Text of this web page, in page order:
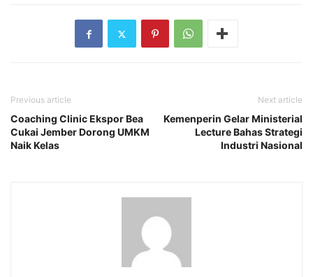
Previous article
Coaching Clinic Ekspor Bea
Cukai Jember Dorong UMKM
Naik Kelas
Next article
Kemenperin Gelar Ministerial
Lecture Bahas Strategi
Industri Nasional